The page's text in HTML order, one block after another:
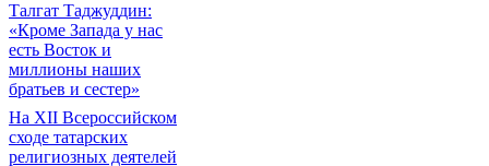
Талгат Таджуддин:
«Кроме Запада у нас
есть Восток и
миллионы наших
братьев и сестер»
На XII Всероссийском
сходе татарских
религиозных деятелей